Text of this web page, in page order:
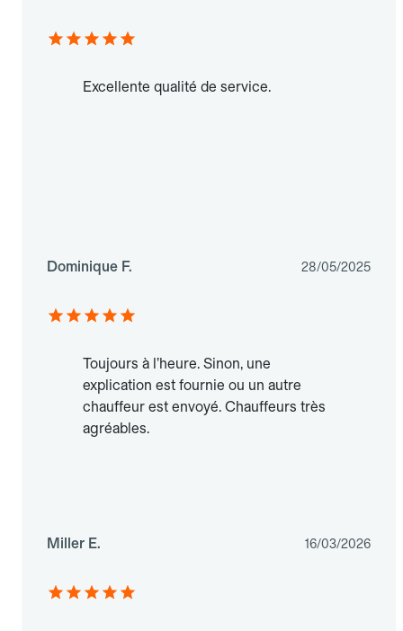
Excellente qualité de service.
Dominique F. 28/05/2025
Toujours à l’heure. Sinon, une
explication est fournie ou un autre
chauffeur est envoyé. Chauffeurs très
agréables.
Miller E. 16/03/2026